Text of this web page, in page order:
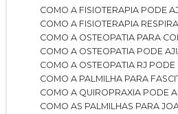
COMO A FISIOTERAPIA PODE
COMO A FISIOTERAPIA
COMO A OSTEOPATIA PARA
COMO A OSTEOPATIA PODE
COMO A OSTEOPATIA RJ
COMO A PALMILHA PARA
COMO A QUIROPRAXIA PODE
COMO AS PALMILHAS PARA